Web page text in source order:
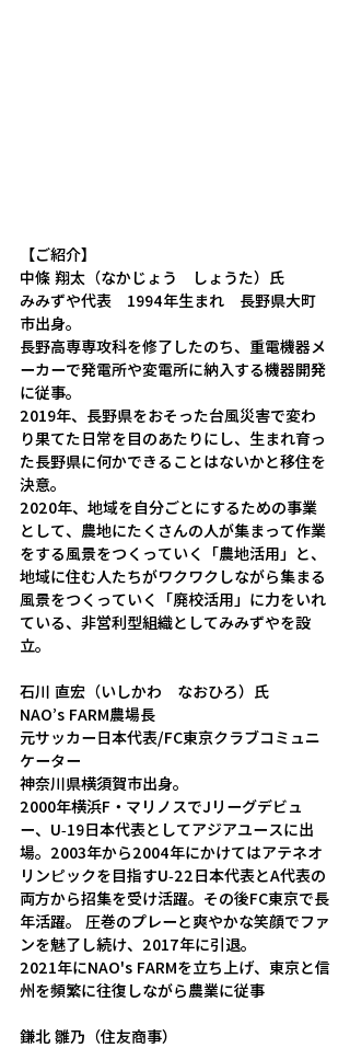
【ご紹介】
中條 翔太（なかじょう　しょうた）氏
みみずや代表　1994年生まれ　長野県大町
市出身。
長野高専専攻科を修了したのち、重電機器メ
ーカーで発電所や変電所に納入する機器開発
に従事。
2019年、長野県をおそった台風災害で変わ
り果てた日常を目のあたりにし、生まれ育っ
た長野県に何かできることはないかと移住を
決意。
2020年、地域を自分ごとにするための事業
として、農地にたくさんの人が集まって作業
をする風景をつくっていく「農地活用」と、
地域に住む人たちがワクワクしながら集まる
風景をつくっていく「廃校活用」に力をいれ
ている、非営利型組織としてみみずやを設
立。
石川 直宏（いしかわ　なおひろ）氏
NAO’s FARM農場長
元サッカー日本代表/FC東京クラブコミュニ
ケーター
神奈川県横須賀市出身。
2000年横浜F・マリノスでJリーグデビュ
ー、U-19日本代表としてアジアユースに出
場。2003年から2004年にかけてはアテネオ
リンピックを目指すU-22日本代表とA代表の
両方から招集を受け活躍。その後FC東京で長
年活躍。 圧巻のプレーと爽やかな笑顔でファ
ンを魅了し続け、2017年に引退。
2021年にNAO's FARMを立ち上げ、東京と信
州を頻繁に往復しながら農業に従事
鎌北 雛乃（住友商事）